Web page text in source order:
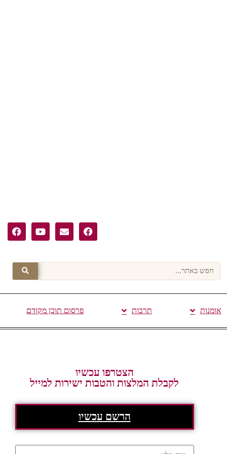
אומנות תרבות פרסום תוכן מקודם
הצטרפו עכשיו
לקבלת המלצות והטבות ישירות למייל
הרשם עכשיו